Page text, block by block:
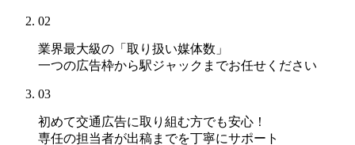
02
業界最大級の「取り扱い媒体数」
一つの広告枠から駅ジャックまでお任せください
03
初めて交通広告に取り組む方でも安心！
専任の担当者が出稿までを丁寧にサポート